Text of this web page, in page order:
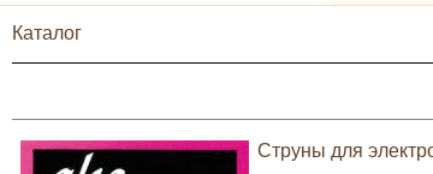
Каталог
Струны для